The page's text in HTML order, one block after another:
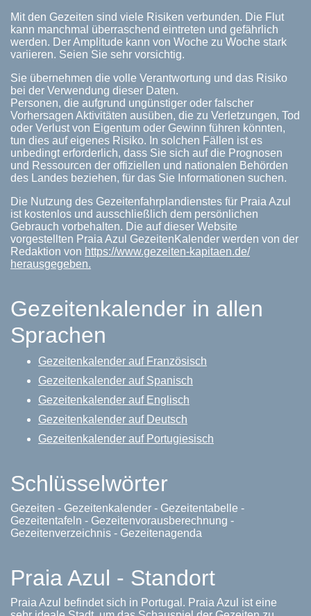
Mit den Gezeiten sind viele Risiken verbunden. Die Flut
kann manchmal überraschend eintreten und gefährlich
werden. Der Amplitude kann von Woche zu Woche stark
variieren. Seien Sie sehr vorsichtig.
Sie übernehmen die volle Verantwortung und das Risiko
bei der Verwendung dieser Daten.
Personen, die aufgrund ungünstiger oder falscher
Vorhersagen Aktivitäten ausüben, die zu Verletzungen, Tod
oder Verlust von Eigentum oder Gewinn führen könnten,
tun dies auf eigenes Risiko. In solchen Fällen ist es
unbedingt erforderlich, dass Sie sich auf die Prognosen
und Ressourcen der offiziellen und nationalen Behörden
des Landes beziehen, für das Sie Informationen suchen.
Die Nutzung des Gezeitenfahrplandienstes für Praia Azul
ist kostenlos und ausschließlich dem persönlichen
Gebrauch vorbehalten. Die auf dieser Website
vorgestellten Praia Azul GezeitenKalender werden von der
Redaktion von https://www.gezeiten-kapitaen.de/
herausgegeben.
Gezeitenkalender in allen
Sprachen
Gezeitenkalender auf Französisch
Gezeitenkalender auf Spanisch
Gezeitenkalender auf Englisch
Gezeitenkalender auf Deutsch
Gezeitenkalender auf Portugiesisch
Schlüsselwörter
Gezeiten - Gezeitenkalender - Gezeitentabelle -
Gezeitentafeln - Gezeitenvorausberechnung -
Gezeitenverzeichnis - Gezeitenagenda
Praia Azul - Standort
Praia Azul befindet sich in Portugal. Praia Azul ist eine